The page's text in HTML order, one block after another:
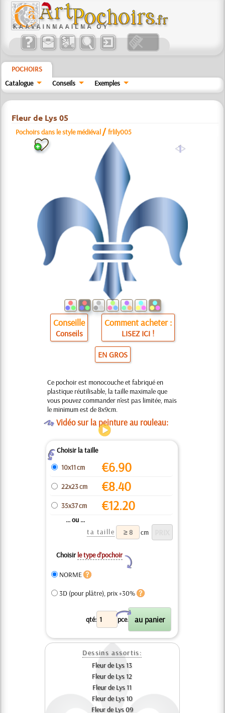
POCHOIRS
Catalogue
Conseils Exemples
Fleur de Lys 05
Pochoirs dans le style médiéval /frlily005
a
Conseille
Conseils
Comment acheter :
LISEZ ICI !
EN GROS
Ce pochoir est monocouche et fabriqué en
plastique réutilisable, la taille maximale que
vous pouvez commander n'est pas limitée, mais
le minimum est de 8x9cm.
OVidéo sur la peinture au rouleau:
ZChoisir la taille
10x11 cm
€6.90
22x23 cm €8.40
35x37 cm €12.20
... ou ...
ta taille
cm
Choisir le type d’pochoir
Y
NORME
3D (pour plâtre), prix +30%
qté: pce.
X
Dessins assortis:
Fleur de Lys 13
Fleur de Lys 12
Fleur de Lys 11
Fleur de Lys 10
Fleur de Lys 09